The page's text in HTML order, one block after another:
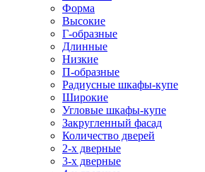
Форма
Высокие
Г-образные
Длинные
Низкие
П-образные
Радиусные шкафы-купе
Широкие
Угловые шкафы-купе
Закругленный фасад
Количество дверей
2-х дверные
3-х дверные